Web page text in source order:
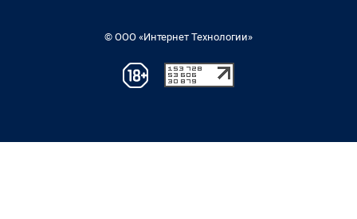
© ООО «Интернет Технологии»